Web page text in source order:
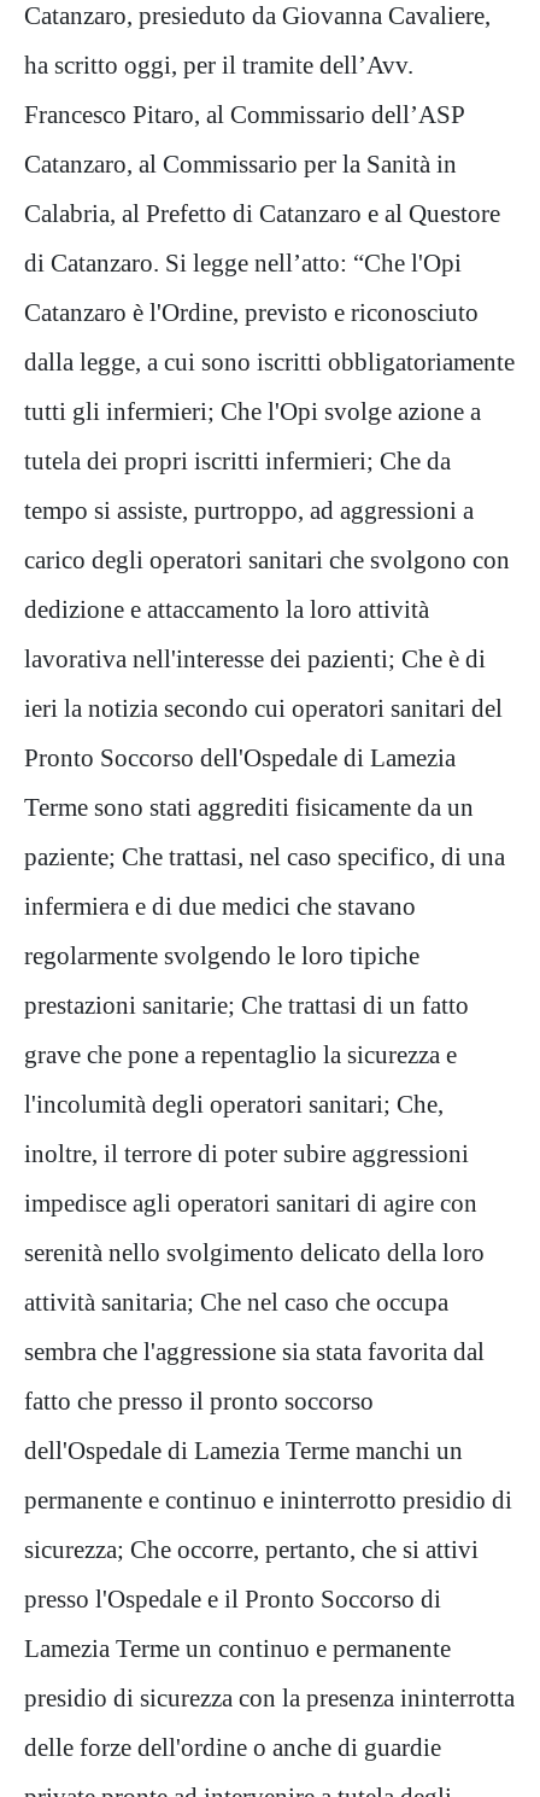
Catanzaro, presieduto da Giovanna Cavaliere,
ha scritto oggi, per il tramite dell’Avv.
Francesco Pitaro, al Commissario dell’ASP
Catanzaro, al Commissario per la Sanità in
Calabria, al Prefetto di Catanzaro e al Questore
di Catanzaro. Si legge nell’atto: “Che l'Opi
Catanzaro è l'Ordine, previsto e riconosciuto
dalla legge, a cui sono iscritti obbligatoriamente
tutti gli infermieri; Che l'Opi svolge azione a
tutela dei propri iscritti infermieri; Che da
tempo si assiste, purtroppo, ad aggressioni a
carico degli operatori sanitari che svolgono con
dedizione e attaccamento la loro attività
lavorativa nell'interesse dei pazienti; Che è di
ieri la notizia secondo cui operatori sanitari del
Pronto Soccorso dell'Ospedale di Lamezia
Terme sono stati aggrediti fisicamente da un
paziente; Che trattasi, nel caso specifico, di una
infermiera e di due medici che stavano
regolarmente svolgendo le loro tipiche
prestazioni sanitarie; Che trattasi di un fatto
grave che pone a repentaglio la sicurezza e
l'incolumità degli operatori sanitari; Che,
inoltre, il terrore di poter subire aggressioni
impedisce agli operatori sanitari di agire con
serenità nello svolgimento delicato della loro
attività sanitaria; Che nel caso che occupa
sembra che l'aggressione sia stata favorita dal
fatto che presso il pronto soccorso
dell'Ospedale di Lamezia Terme manchi un
permanente e continuo e ininterrotto presidio di
sicurezza; Che occorre, pertanto, che si attivi
presso l'Ospedale e il Pronto Soccorso di
Lamezia Terme un continuo e permanente
presidio di sicurezza con la presenza ininterrotta
delle forze dell'ordine o anche di guardie